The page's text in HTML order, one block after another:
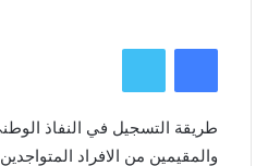
فيسبوك تويتر